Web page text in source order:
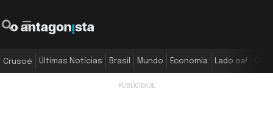
Crusoé Últimas Notícias Brasil Mundo Economia Lado oa!